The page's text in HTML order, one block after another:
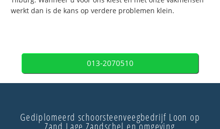
werkt dan is de kans op verdere problemen klein.
013-2070510
Gediplomeerd schoorsteenveegbedrijf Loon op